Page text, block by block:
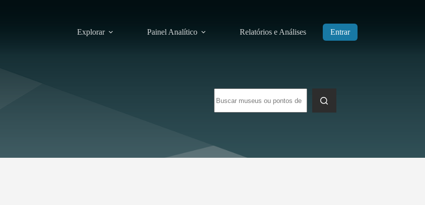
Explorar Painel Analítico Relatórios e Análises Entrar
resultados